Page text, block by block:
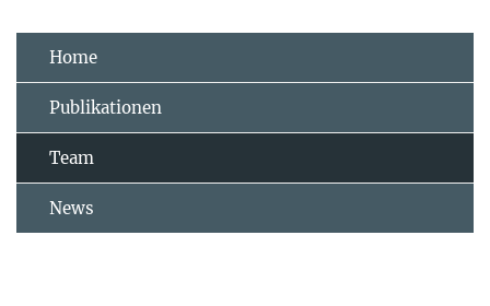
Home
Publikationen
Team
News